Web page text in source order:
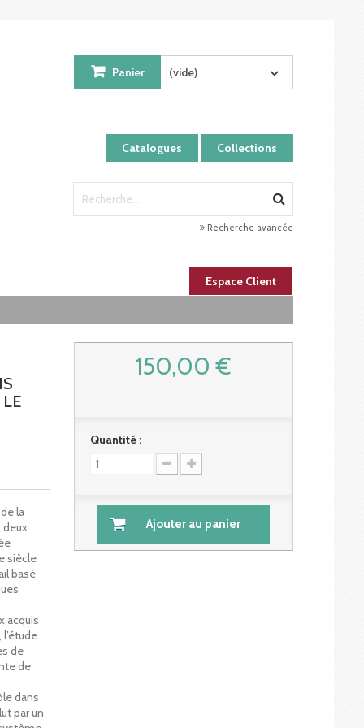
Catalogues Collections
Panier (vide)
Recherche avancée
Espace Client
la
deux
siècle
basé
acquis
de
de
dans
par un
150,00 €
Quantité :
Ajouter au panier